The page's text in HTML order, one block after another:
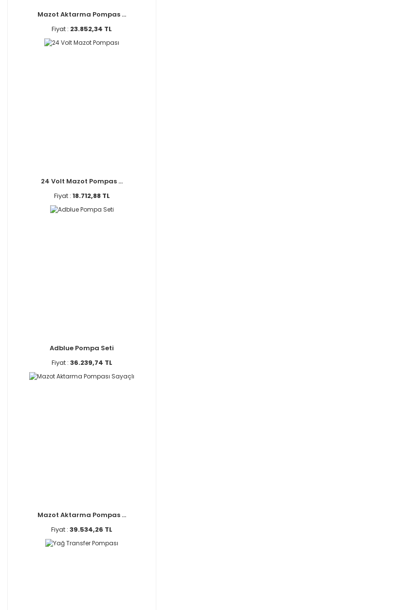
Mazot Aktarma Pompas ...
Fiyat : 23.852,34 TL
24 Volt Mazot Pompas ...
Fiyat : 18.712,88 TL
Adblue Pompa Seti
Fiyat : 36.239,74 TL
Mazot Aktarma Pompas ...
Fiyat : 39.534,26 TL